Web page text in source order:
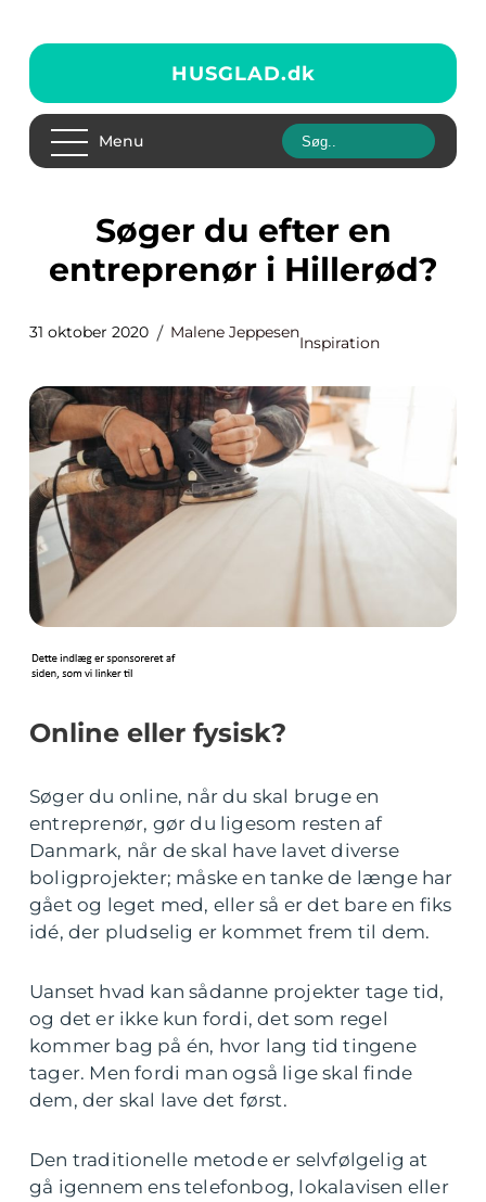
HUSGLAD.dk
Menu
Søger du efter en
entreprenør i Hillerød?
31 oktober 2020 Malene Jeppesen
Inspiration
Online eller fysisk?
Søger du online, når du skal bruge en
entreprenør, gør du ligesom resten af
Danmark, når de skal have lavet diverse
boligprojekter; måske en tanke de længe har
gået og leget med, eller så er det bare en fiks
idé, der pludselig er kommet frem til dem.
Uanset hvad kan sådanne projekter tage tid,
og det er ikke kun fordi, det som regel
kommer bag på én, hvor lang tid tingene
tager. Men fordi man også lige skal finde
dem, der skal lave det først.
Den traditionelle metode er selvfølgelig at
gå igennem ens telefonbog, lokalavisen eller